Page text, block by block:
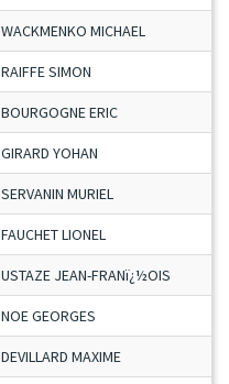
WACKMENKO MICHAEL
RAIFFE SIMON
BOURGOGNE ERIC
GIRARD YOHAN
SERVANIN MURIEL
FAUCHET LIONEL
USTAZE JEAN-FRANï¿½OIS
NOE GEORGES
DEVILLARD MAXIME